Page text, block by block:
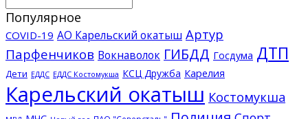
Популярное
COVID-19 АО Карельский окатыш Артур
Парфенчиков Вокнаволок ГИБДД Госдума ДТП
Дети ЕДДС ЕДДС Костомукша КСЦ Дружба Карелия
Карельский окатыш Костомукша